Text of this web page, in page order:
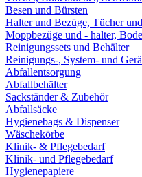
Besen und Bürsten
Halter und Bezüge, Tücher
Moppbezüge und - halter,
Reinigungssets und Behälter
Reinigungs-, System- und
Abfallentsorgung
Abfallbehälter
Sackständer & Zubehör
Abfallsäcke
Hygienebags & Dispenser
Wäschekörbe
Klinik- & Pflegebedarf
Klinik- und Pflegebedarf
Hygienepapiere